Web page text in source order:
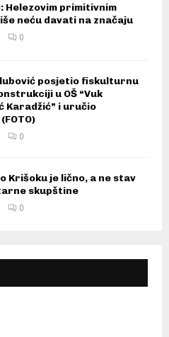
Helezovim primitivnim
neću davati na značaju
0
posjetio fiskulturnu
u OŠ “Vuk
Karadžić” i uručio
0
Krišoku je lično, a ne stav
skupštine
0